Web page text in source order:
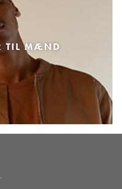
TIL MÆND